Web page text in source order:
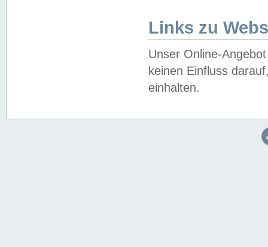
Links zu
Unser Online-
keinen Einfluss
einhalten.